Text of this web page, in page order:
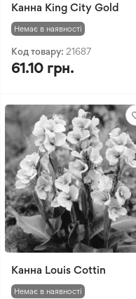
Канна King City Gold
Немає в наявності
Код товару: 21687
61.10 грн.
Канна Louis Cottin
Немає в наявності